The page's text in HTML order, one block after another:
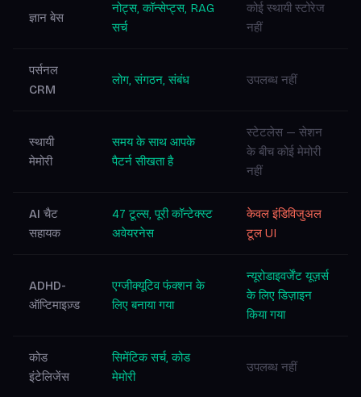
ज्ञान बेस
नोट्स, कॉन्सेप्ट्स, RAG
सर्च
कोई स्थायी स्टोरेज
नहीं
पर्सनल
CRM
लोग, संगठन, संबंध उपलब्ध नहीं
स्थायी
मेमोरी
समय के साथ आपके
पैटर्न सीखता है
स्टेटलेस — सेशन
के बीच कोई मेमोरी
नहीं
AI चैट
सहायक
47 टूल्स, पूरी कॉन्टेक्स्ट
अवेयरनेस
केवल इंडिविजुअल
टूल UI
ADHD-
ऑप्टिमाइज़्ड
एग्जीक्यूटिव फंक्शन के
लिए बनाया गया
न्यूरोडाइवर्जेंट यूज़र्स
के लिए डिज़ाइन
किया गया
कोड
इंटेलिजेंस
सिमेंटिक सर्च, कोड
मेमोरी
उपलब्ध नहीं